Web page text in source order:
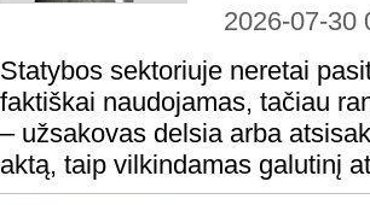
2026-07-30
Statybos sektoriuje neretai
faktiškai naudojamas, tačiau
– užsakovas delsia arba
aktą, taip vilkindamas galutinį